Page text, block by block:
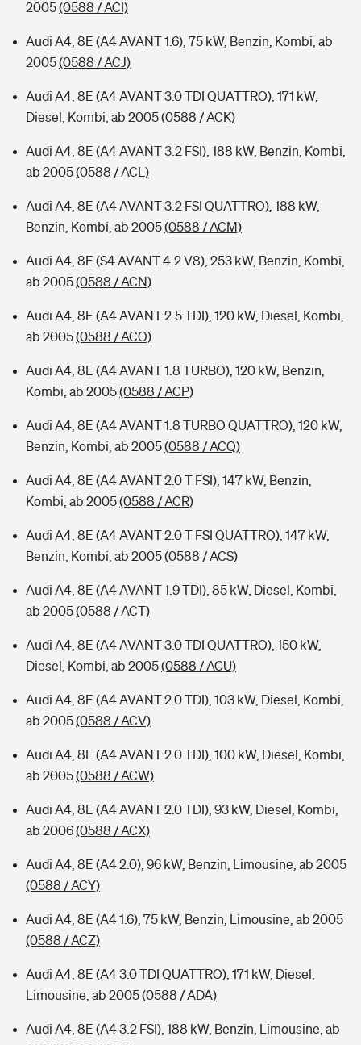
2005(0588 / ACI)
Audi A4, 8E (A4 AVANT 1.6), 75 kW, Benzin, Kombi, ab
2005(0588 / ACJ)
Audi A4, 8E (A4 AVANT 3.0 TDI QUATTRO), 171 kW,
Diesel, Kombi, ab 2005(0588 / ACK)
Audi A4, 8E (A4 AVANT 3.2 FSI), 188 kW, Benzin, Kombi,
ab 2005(0588 / ACL)
Audi A4, 8E (A4 AVANT 3.2 FSI QUATTRO), 188 kW,
Benzin, Kombi, ab 2005(0588 / ACM)
Audi A4, 8E (S4 AVANT 4.2 V8), 253 kW, Benzin, Kombi,
ab 2005(0588 / ACN)
Audi A4, 8E (A4 AVANT 2.5 TDI), 120 kW, Diesel, Kombi,
ab 2005(0588 / ACO)
Audi A4, 8E (A4 AVANT 1.8 TURBO), 120 kW, Benzin,
Kombi, ab 2005(0588 / ACP)
Audi A4, 8E (A4 AVANT 1.8 TURBO QUATTRO), 120 kW,
Benzin, Kombi, ab 2005(0588 / ACQ)
Audi A4, 8E (A4 AVANT 2.0 T FSI), 147 kW, Benzin,
Kombi, ab 2005(0588 / ACR)
Audi A4, 8E (A4 AVANT 2.0 T FSI QUATTRO), 147 kW,
Benzin, Kombi, ab 2005(0588 / ACS)
Audi A4, 8E (A4 AVANT 1.9 TDI), 85 kW, Diesel, Kombi,
ab 2005(0588 / ACT)
Audi A4, 8E (A4 AVANT 3.0 TDI QUATTRO), 150 kW,
Diesel, Kombi, ab 2005(0588 / ACU)
Audi A4, 8E (A4 AVANT 2.0 TDI), 103 kW, Diesel, Kombi,
ab 2005(0588 / ACV)
Audi A4, 8E (A4 AVANT 2.0 TDI), 100 kW, Diesel, Kombi,
ab 2005(0588 / ACW)
Audi A4, 8E (A4 AVANT 2.0 TDI), 93 kW, Diesel, Kombi,
ab 2006(0588 / ACX)
Audi A4, 8E (A4 2.0), 96 kW, Benzin, Limousine, ab 2005
(0588 / ACY)
Audi A4, 8E (A4 1.6), 75 kW, Benzin, Limousine, ab 2005
(0588 / ACZ)
Audi A4, 8E (A4 3.0 TDI QUATTRO), 171 kW, Diesel,
Limousine, ab 2005(0588 / ADA)
Audi A4, 8E (A4 3.2 FSI), 188 kW, Benzin, Limousine, ab